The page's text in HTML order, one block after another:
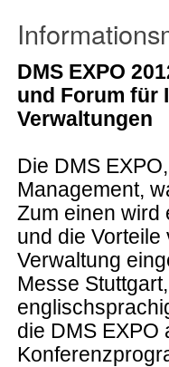
DMS EXPO
und Forum für
Verwaltungen
Die DMS
Management,
Zum einen wird
und die
Verwaltung
Messe
die DMS EXPO